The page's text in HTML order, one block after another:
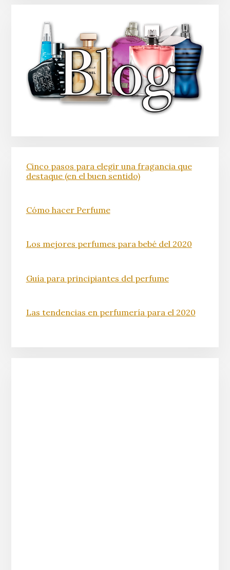
Cinco pasos para elegir una fragancia que
destaque (en el buen sentido)
Cómo hacer Perfume
Los mejores perfumes para bebé del 2020
Guía para principiantes del perfume
Las tendencias en perfumería para el 2020